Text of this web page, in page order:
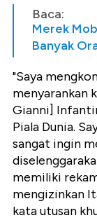
Baca:
Merek
Banyak
"Saya
menyarankan
Gianni]
Piala Dunia.
sangat ingin
memiliki
mengizinkan
kata utusan